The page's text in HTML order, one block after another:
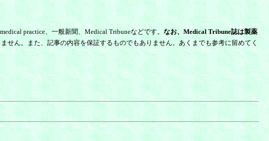
practice、一般新聞、Medical Tribuneなどです。 なお、Medical Tribune誌は製薬
せん。また、記事の内容を保証するものでもありません。あくまでも参考に留めてく